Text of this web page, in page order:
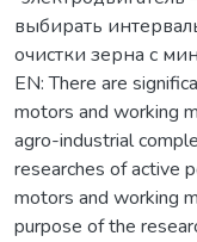
выбирать
очистки зерна с
EN: There are
motors and working
agro-industrial
researches of active
motors and working
purpose of the